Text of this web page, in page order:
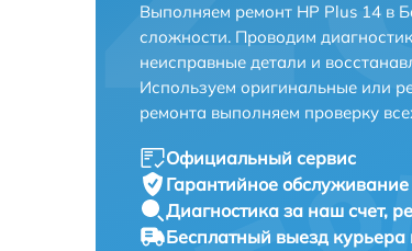
Выполняем ремонт HP Plus 14 в
сложности. Проводим
неисправные детали и
Используем оригинальные или
ремонта выполняем проверку
Официальный сервис
Гарантийное обслуживание
Диагностика за наш счет,
Бесплатный выезд курьера